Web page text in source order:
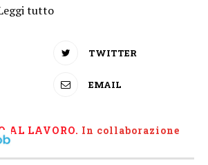
tutto
TWITTER
EMAIL
AL LAVORO. In collaborazione